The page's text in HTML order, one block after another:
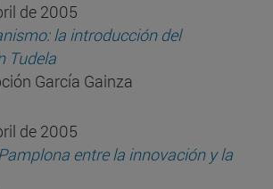
de 2005
la introducción del
Tudela
García Gainza
de 2005
entre la innovación y la